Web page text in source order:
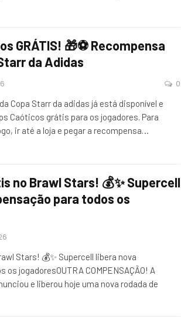
GRÁTIS! 🎁⚽ Recompensa
da Adidas
0
Copa Starr da adidas já está disponível e
Caóticos grátis para os jogadores. Para
ir até a loja e pegar a recompensa…
no Brawl Stars! 💰✨ Supercell
para todos os
Stars! 💰✨ Supercell libera nova
jogadoresOUTRA COMPENSAÇÃO! A
e liberou hoje uma nova rodada de